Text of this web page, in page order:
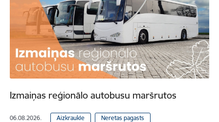
Izmaiņas reģionālo autobusu maršrutos
06.08.2026. Aizkraukle Neretas pagasts